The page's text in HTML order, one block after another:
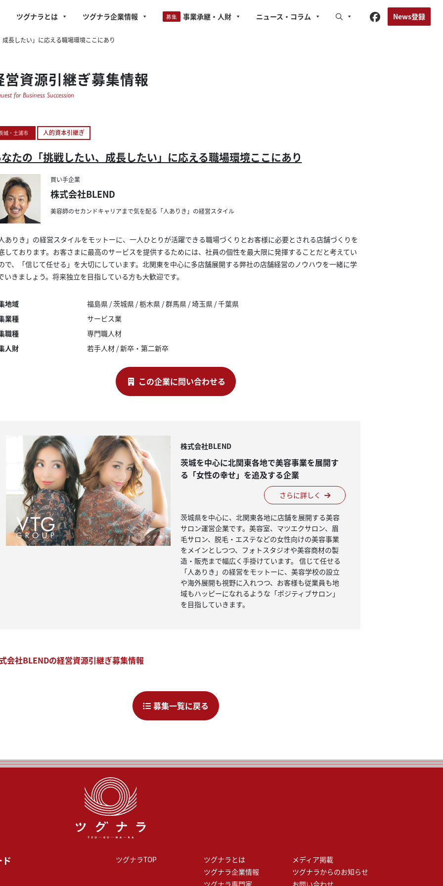
ツグナラとは ツグナラ企業情報 事業承継・人財 ニュース ・コラム News登録
長したい」に応える職場環境ここにあり
営資源引継ぎ募集情報
for Business Succession
城・土浦市 人的資本引継ぎ
たの「挑戦したい、成長したい」に応える職場環境ここにあり
買い手企業
株式会社BLEND
美容師のセカンドキャリアまで気を配る 「人ありき」の経営スタイル
ありき」の経営スタイルをモットーに、一人ひとりが活躍できる職場づくりとお客様に必要とされる店舗づくりを
しております。お客さまに最高のサービスを提供するためには、社員の個性を最大限に発揮することだと考えてい
で、「信じて任せる」を大切にしています。北関東を中心に多店舗展開する弊社の店舗経営のノウハウを一緒に学
いきましょう。将来独立を目指している方も大歓迎です。
地域 福島県 茨城県 栃木県 群馬県 埼玉県 千葉県
業種
サービス業
職種
専門職人材
人財
若手人材/新卒・第二新卒
この企業に問い合わせる
株式会社BLEND
茨城を中心に北関東各地で美容事業を展開す
る 「女性の幸せ」を追及する企業
さらに詳しく
茨城県を中心に、北関東各地に店舗を展開する美容
サロン運営企業です。美容室、マツエクサロン、眉
毛サロン、脱毛・エステなどの女性向けの美容事業
をメインとしつつ、フォトスタジオや美容商材の製
造・販売まで幅広く手掛けています。 信じて任せる
「人ありき」の経営をモットーに、美容学校の設立
や海外展開も視野に入れつつ、お客様も従業員も地
域もハッピーになれるような「ポジティブサロン」
を目指していきます。
会社BLENDの経営資源引継ぎ募集情報
募集一覧に戻る
ツグナラTOP
ツグナラとは
ツグナラ企業情報
メディア掲載
ツグナラからのお知らせ